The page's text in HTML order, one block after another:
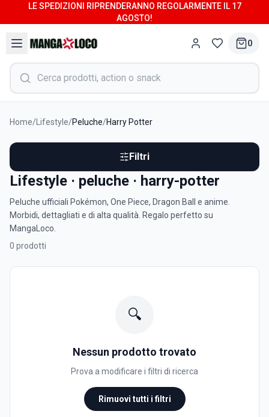
LE SPEDIZIONI RIPRENDERANNO REGOLARMENTE IL 17
AGOSTO!
0
Home/ Lifestyle/Peluche/Harry Potter
Filtri
Lifestyle · peluche · harry-potter
Peluche ufficiali Pokémon, One Piece, Dragon Ball e anime.
Morbidi, dettagliati e di alta qualità. Regalo perfetto su
MangaLoco.
0 prodotti
🔍
Nessun prodotto trovato
Prova a modificare i filtri di ricerca
Rimuovi tutti i filtri